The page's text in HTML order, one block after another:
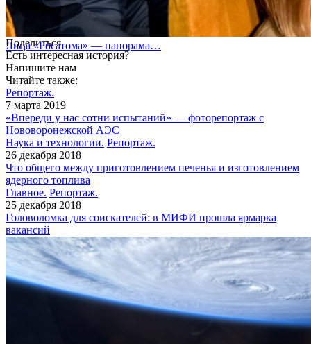
Лица «Росатома» — панорама…
Поделиться
Есть интересная история?
Напишите нам
Читайте также:
Репортаж.
7 марта 2019
«Впереди у нас сотни испытаний» — фоторепортаж с
Нововоронежской АЭС
Наука и технологии. Репортаж.
26 декабря 2018
Что общего между приготовлением печенья и изготовлением
ядерного топлива
Главное. Репортаж.
25 декабря 2018
Головоломка для соискателей: в МИФИ прошла ярмарка
вакансий